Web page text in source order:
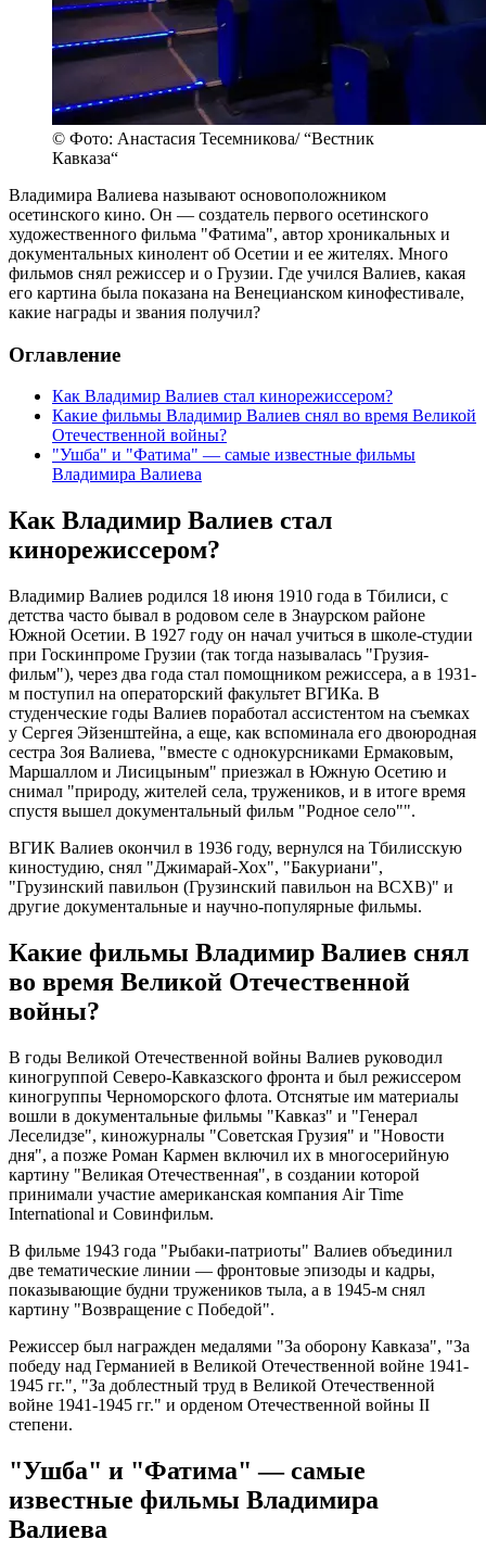
© Фото: Анастасия Тесемникова/ “Вестник
Кавказа“
Владимира Валиева называют основоположником
осетинского кино. Он — создатель первого осетинского
художественного фильма "Фатима", автор хроникальных и
документальных кинолент об Осетии и ее жителях. Много
фильмов снял режиссер и о Грузии. Где учился Валиев, какая
его картина была показана на Венецианском кинофестивале,
какие награды и звания получил?
Оглавление
Как Владимир Валиев стал кинорежиссером?
Какие фильмы Владимир Валиев снял во время Великой
Отечественной войны?
"Ушба" и "Фатима" — самые известные фильмы
Владимира Валиева
Как Владимир Валиев стал
кинорежиссером?
Владимир Валиев родился 18 июня 1910 года в Тбилиси, с
детства часто бывал в родовом селе в Знаурском районе
Южной Осетии. В 1927 году он начал учиться в школе-студии
при Госкинпроме Грузии (так тогда называлась "Грузия-
фильм"), через два года стал помощником режиссера, а в 1931-
м поступил на операторский факультет ВГИКа. В
студенческие годы Валиев поработал ассистентом на съемках
у Сергея Эйзенштейна, а еще, как вспоминала его двоюродная
сестра Зоя Валиева, "вместе с однокурсниками Ермаковым,
Маршаллом и Лисицыным" приезжал в Южную Осетию и
снимал "природу, жителей села, тружеников, и в итоге время
спустя вышел документальный фильм "Родное село"".
ВГИК Валиев окончил в 1936 году, вернулся на Тбилисскую
киностудию, снял "Джимарай-Хох", "Бакуриани",
"Грузинский павильон (Грузинский павильон на ВСХВ)" и
другие документальные и научно-популярные фильмы.
Какие фильмы Владимир Валиев снял
во время Великой Отечественной
войны?
В годы Великой Отечественной войны Валиев руководил
киногруппой Северо-Кавказского фронта и был режиссером
киногруппы Черноморского флота. Отснятые им материалы
вошли в документальные фильмы "Кавказ" и "Генерал
Леселидзе", киножурналы "Советская Грузия" и "Новости
дня", а позже Роман Кармен включил их в многосерийную
картину "Великая Отечественная", в создании которой
принимали участие американская компания Air Time
International и Совинфильм.
В фильме 1943 года "Рыбаки-патриоты" Валиев объединил
две тематические линии — фронтовые эпизоды и кадры,
показывающие будни тружеников тыла, а в 1945-м снял
картину "Возвращение с Победой".
Режиссер был награжден медалями "За оборону Кавказа", "За
победу над Германией в Великой Отечественной войне 1941-
1945 гг.", "За доблестный труд в Великой Отечественной
войне 1941-1945 гг." и орденом Отечественной войны II
степени.
"Ушба" и "Фатима" — самые
известные фильмы Владимира
Валиева